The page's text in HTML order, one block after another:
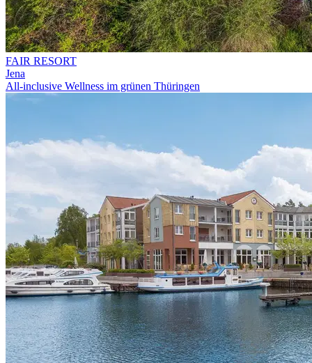
FAIR RESORT
Jena
All-inclusive Wellness im grünen Thüringen